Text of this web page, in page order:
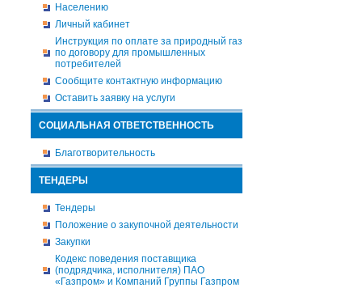
Населению
Личный кабинет
Инструкция по оплате за природный газ
по договору для промышленных
потребителей
Сообщите контактную информацию
Оставить заявку на услуги
СОЦИАЛЬНАЯ ОТВЕТСТВЕННОСТЬ
Благотворительность
ТЕНДЕРЫ
Тендеры
Положение о закупочной деятельности
Закупки
Кодекс поведения поставщика
(подрядчика, исполнителя) ПАО
«Газпром» и Компаний Группы Газпром